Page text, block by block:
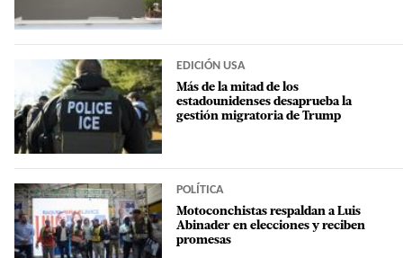
EDICIÓN USA
Más de la mitad de los
estadounidenses desaprueba la
gestión migratoria de Trump
POLÍTICA
Motoconchistas respaldan a Luis
Abinader en elecciones y reciben
promesas